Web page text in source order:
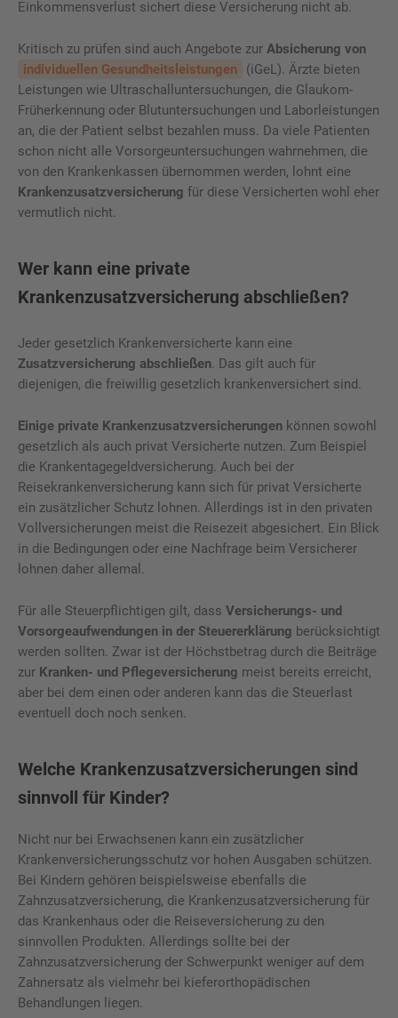
Einkommensverlust sichert diese Versicherung nicht ab.
Kritisch zu prüfen sind auch Angebote zur Absicherung von
individuellen Gesundheitsleistungen
(iGeL). Ärzte bieten
Leistungen wie Ultraschalluntersuchungen, die Glaukom-
Früherkennung oder Blutuntersuchungen und Laborleistungen
an, die der Patient selbst bezahlen muss. Da viele Patienten
schon nicht alle Vorsorgeuntersuchungen wahrnehmen, die
von den Krankenkassen übernommen werden, lohnt eine
Krankenzusatzversicherung für diese Versicherten wohl eher
vermutlich nicht.
Wer kann eine private
Krankenzusatzversicherung abschließen?
Jeder gesetzlich Krankenversicherte kann eine
Zusatzversicherung abschließen. Das gilt auch für
diejenigen, die freiwillig gesetzlich krankenversichert sind.
Einige private Krankenzusatzversicherungen können sowohl
gesetzlich als auch privat Versicherte nutzen. Zum Beispiel
die Krankentagegeldversicherung. Auch bei der
Reisekrankenversicherung kann sich für privat Versicherte
ein zusätzlicher Schutz lohnen. Allerdings ist in den privaten
Vollversicherungen meist die Reisezeit abgesichert. Ein Blick
in die Bedingungen oder eine Nachfrage beim Versicherer
lohnen daher allemal.
Für alle Steuerpflichtigen gilt, dass Versicherungs- und
Vorsorgeaufwendungen in der Steuererklärung berücksichtigt
werden sollten. Zwar ist der Höchstbetrag durch die Beiträge
zur Kranken- und Pflegeversicherung meist bereits erreicht,
aber bei dem einen oder anderen kann das die Steuerlast
eventuell doch noch senken.
Welche Krankenzusatzversicherungen sind
sinnvoll für Kinder?
Nicht nur bei Erwachsenen kann ein zusätzlicher
Krankenversicherungsschutz vor hohen Ausgaben schützen.
Bei Kindern gehören beispielsweise ebenfalls die
Zahnzusatzversicherung, die Krankenzusatzversicherung für
das Krankenhaus oder die Reiseversicherung zu den
sinnvollen Produkten. Allerdings sollte bei der
Zahnzusatzversicherung der Schwerpunkt weniger auf dem
Zahnersatz als vielmehr bei kieferorthopädischen
Behandlungen liegen.